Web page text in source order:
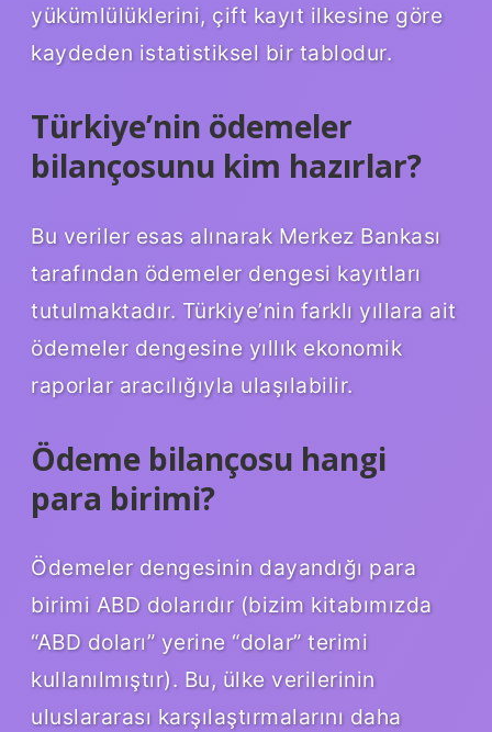
yükümlülüklerini, çift kayıt ilkesine göre
kaydeden istatistiksel bir tablodur.
Türkiye’nin ödemeler
bilançosunu kim hazırlar?
Bu veriler esas alınarak Merkez Bankası
tarafından ödemeler dengesi kayıtları
tutulmaktadır. Türkiye’nin farklı yıllara ait
ödemeler dengesine yıllık ekonomik
raporlar aracılığıyla ulaşılabilir.
Ödeme bilançosu hangi
para birimi?
Ödemeler dengesinin dayandığı para
birimi ABD dolarıdır (bizim kitabımızda
“ABD doları” yerine “dolar” terimi
kullanılmıştır). Bu, ülke verilerinin
uluslararası karşılaştırmalarını daha